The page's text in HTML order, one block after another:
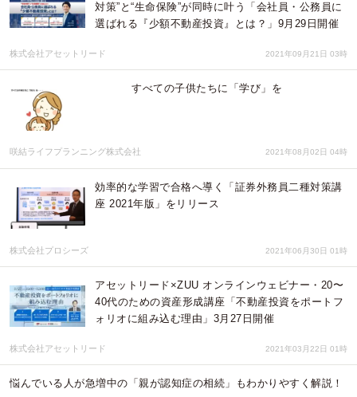
対策”と“生命保険”が同時に叶う「会社員・公務員に
選ばれる『少額不動産投資』とは？」9月29日開催
株式会社アセットリード 2021年09月21日 03時
すべての子供たちに「学び」を
咲結ライフプランニング株式会社 2021年08月02日 04時
効率的な学習で合格へ導く「証券外務員二種対策講
座 2021年版」をリリース
株式会社プロシーズ 2021年06月30日 01時
アセットリード×ZUU オンラインウェビナー・20〜
40代のための資産形成講座「不動産投資をポートフ
ォリオに組み込む理由」3月27日開催
株式会社アセットリード 2021年03月22日 01時
悩んでいる人が急増中の「親が認知症の相続」もわかりやすく解説！